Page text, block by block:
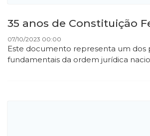
35 anos de Constituição
07/10/2023 00:00
Este documento representa um dos
fundamentais da ordem jurídica